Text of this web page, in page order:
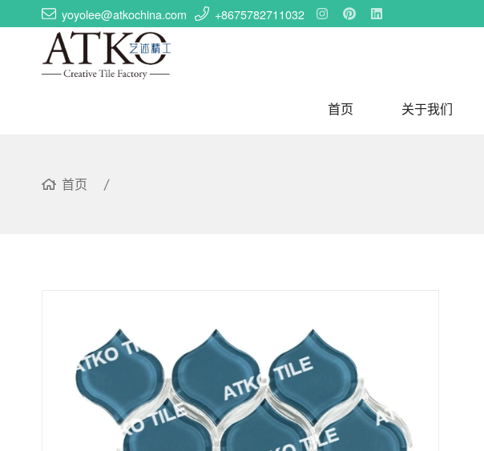
yoyolee@atkochina.com +8675782711032
首页 关于我们
首页